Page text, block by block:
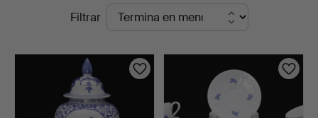
Auktionskammare
SubastasFiltrar